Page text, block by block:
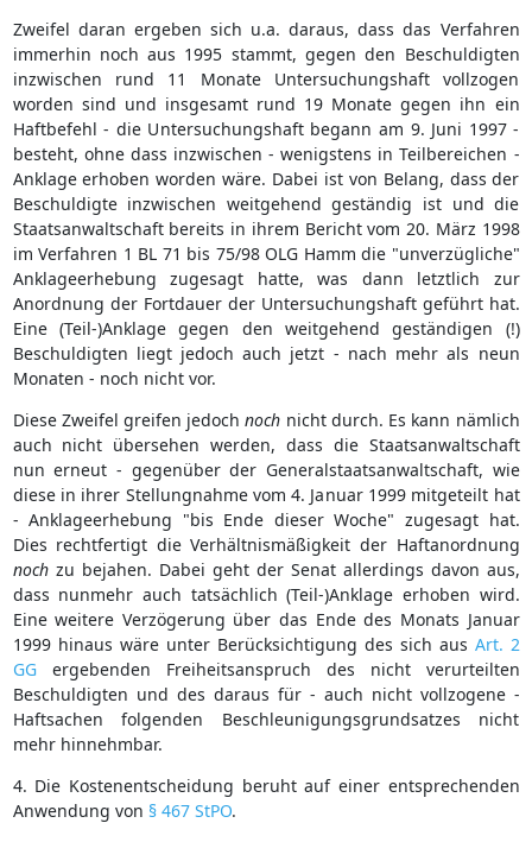
Zweifel daran ergeben sich u.a. daraus, dass das Verfahren
immerhin noch aus 1995 stammt, gegen den Beschuldigten
inzwischen rund 11 Monate Untersuchungshaft vollzogen
worden sind und insgesamt rund 19 Monate gegen ihn ein
Haftbefehl - die Untersuchungshaft begann am 9. Juni 1997 -
besteht, ohne dass inzwischen - wenigstens in Teilbereichen -
Anklage erhoben worden wäre. Dabei ist von Belang, dass der
Beschuldigte inzwischen weitgehend geständig ist und die
Staatsanwaltschaft bereits in ihrem Bericht vom 20. März 1998
im Verfahren 1 BL 71 bis 75/98 OLG Hamm die "unverzügliche"
Anklageerhebung zugesagt hatte, was dann letztlich zur
Anordnung der Fortdauer der Untersuchungshaft geführt hat.
Eine (Teil-)Anklage gegen den weitgehend geständigen (!)
Beschuldigten liegt jedoch auch jetzt - nach mehr als neun
Monaten - noch nicht vor.
Diese Zweifel greifen jedochnoch nicht durch. Es kann nämlich
auch nicht übersehen werden, dass die Staatsanwaltschaft
nun erneut - gegenüber der Generalstaatsanwaltschaft, wie
diese in ihrer Stellungnahme vom 4. Januar 1999 mitgeteilt hat
- Anklageerhebung "bis Ende dieser Woche" zugesagt hat.
Dies rechtfertigt die Verhältnismäßigkeit der Haftanordnung
nochzu bejahen. Dabei geht der Senat allerdings davon aus,
dass nunmehr auch tatsächlich (Teil-)Anklage erhoben wird.
Eine weitere Verzögerung über das Ende des Monats Januar
1999 hinaus wäre unter Berücksichtigung des sich aus Art. 2
GGergebenden Freiheitsanspruch des nicht verurteilten
Beschuldigten und des daraus für - auch nicht vollzogene -
Haftsachen folgenden Beschleunigungsgrundsatzes nicht
mehr hinnehmbar.
4. Die Kostenentscheidung beruht auf einer entsprechenden
Anwendung von § 467 StPO.